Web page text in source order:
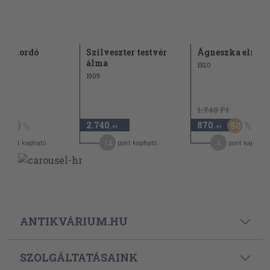
50
pont kapható
Szilveszter testvér
álma
1909
2.740 ,-Ft
pont kapható
Ágneszka
1920
1.740 Ft
870 ,-Ft 50
pont kapható
ANTIKVÁRIUM.HU
SZOLGÁLTATÁSAINK